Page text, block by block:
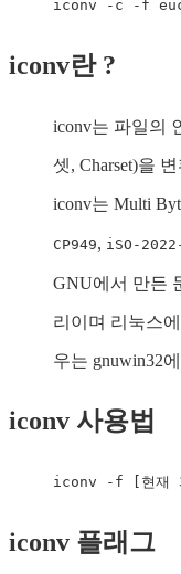
iconv -c -f
iconv란 ?
iconv는 파일의
셋, Charset)을
iconv는 Multi
CP949, iSO-
GNU에서 만든
리이며 리눅스
우는 gnuwin32
iconv 사용법
iconv -f 현재
iconv 플래그